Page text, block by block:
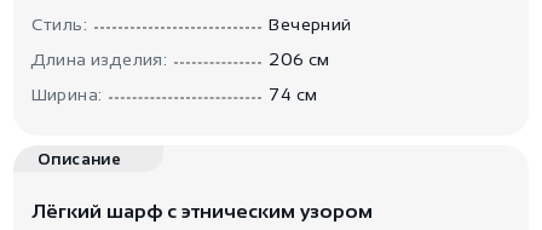
Стиль:
Вечерний
Длина изделия:
206 см
Ширина:
74 см
Описание
Лёгкий шарф с этническим узором